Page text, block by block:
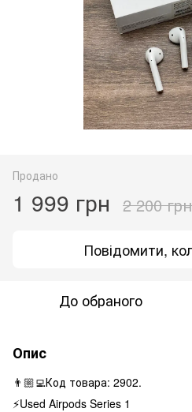
Продано
1 999 грн 2 200 грн
Повідомити,
До обраного
Опис
👨🏼‍💻Код товара: 2902.
⚡️Used Airpods Series 1